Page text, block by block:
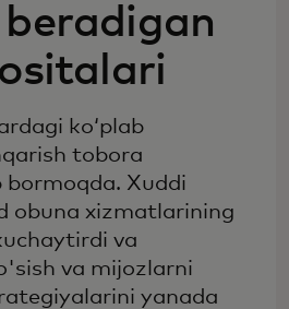
ko‘plab
tobora
Xuddi
obuna xizmatlarining
va
va mijozlarni
yanada